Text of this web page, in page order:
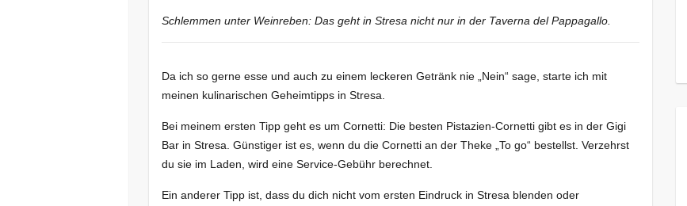
Schlemmen unter Weinreben: Das geht in Stresa nicht nur in der Taverna del Pappagallo.
Da ich so gerne esse und auch zu einem leckeren Getränk nie „Nein“ sage, starte ich mit
meinen kulinarischen Geheimtipps in Stresa.
Bei meinem ersten Tipp geht es um Cornetti: Die besten Pistazien-Cornetti gibt es in der Gigi
Bar in Stresa. Günstiger ist es, wenn du die Cornetti an der Theke „To go“ bestellst. Verzehrst
du sie im Laden, wird eine Service-Gebühr berechnet.
Ein anderer Tipp ist, dass du dich nicht vom ersten Eindruck in Stresa blenden oder